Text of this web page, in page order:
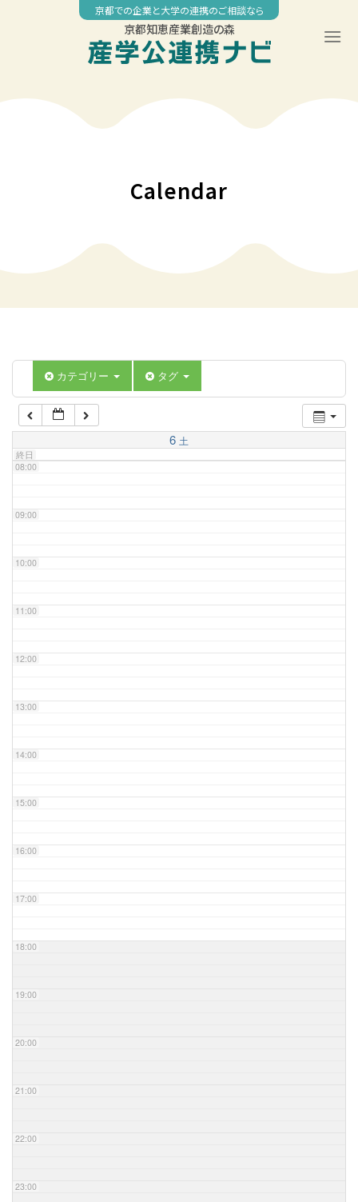
京都での企業と大学の連携のご相談なら
京都知恵産業創造の森
Calendar
カテゴリー タグ
6 土
終日
04:00
07:00
08:00
09:00
10:00
11:00
12:00
13:00
14:00
15:00
16:00
17:00
18:00
19:00
20:00
21:00
22:00
23:00